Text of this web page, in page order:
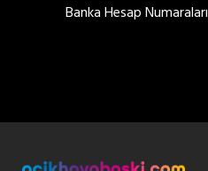
Banka Hesap Numaraları